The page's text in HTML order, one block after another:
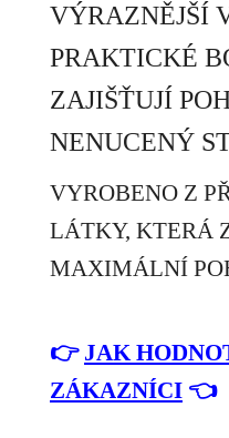
VÝRAZNĚJŠÍ
PRAKTICKÉ
ZAJIŠŤUJÍ
NENUCENÝ
VYROBENO Z
LÁTKY, KTERÁ
MAXIMÁLNÍ
👉 JAK
ZÁKAZNÍCI 👈